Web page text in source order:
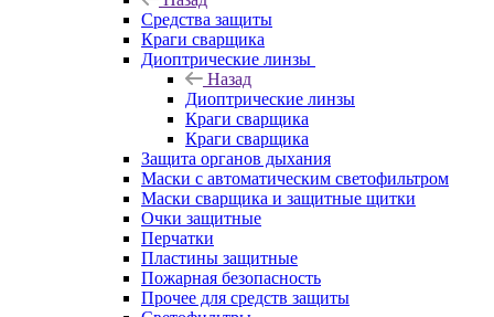
Средства защиты
Краги сварщика
Диоптрические линзы
Назад
Диоптрические линзы
Краги сварщика
Краги сварщика
Защита органов дыхания
Маски с автоматическим светофильтром
Маски сварщика и защитные щитки
Очки защитные
Перчатки
Пластины защитные
Пожарная безопасность
Прочее для средств защиты